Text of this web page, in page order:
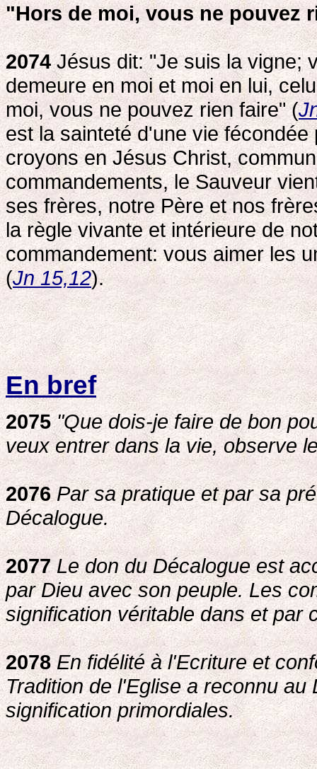
"Hors de moi, vous ne pouvez
2074Jésus dit: "Je suis la vigne;
demeure en moi et moi en lui,
moi, vous ne pouvez rien faire" (
est la sainteté d'une vie
croyons en Jésus Christ,
commandements, le Sauveur
ses frères, notre Père et nos
la règle vivante et intérieure de
commandement: vous aimer les
(Jn 15,12).
En bref
2075 "Que dois-je faire de bon
veux entrer dans la vie, observe
2076 Par sa pratique et par sa
Décalogue.
2077 Le don du Décalogue est
par Dieu avec son peuple. Les
signification véritable dans et par
2078 En fidélité à l'Ecriture et
Tradition de l'Eglise a reconnu
signification primordiales.